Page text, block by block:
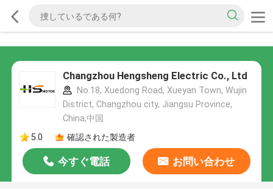
Changzhou Hengsheng Electric Co., Ltd
No.18, Xuedong Road, Xueyan Town, Wujin
District, Changzhou city, Jiangsu Province,
China,中国
5.0
確認された製造者
今すぐ電話 お問い合わせ